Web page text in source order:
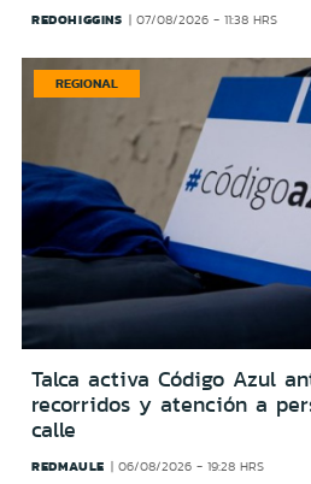
REDOHIGGINS 07/08/2026 - 11:38 HRS
REGIONAL
Talca activa Código Azul
recorridos y atención a
calle
REDMAULE 06/08/2026 - 19:28 HRS